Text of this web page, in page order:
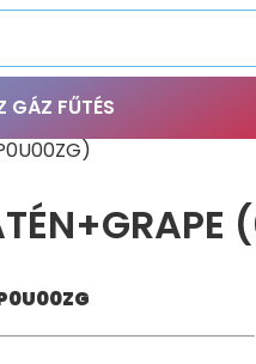
GÁZ FŰTÉS